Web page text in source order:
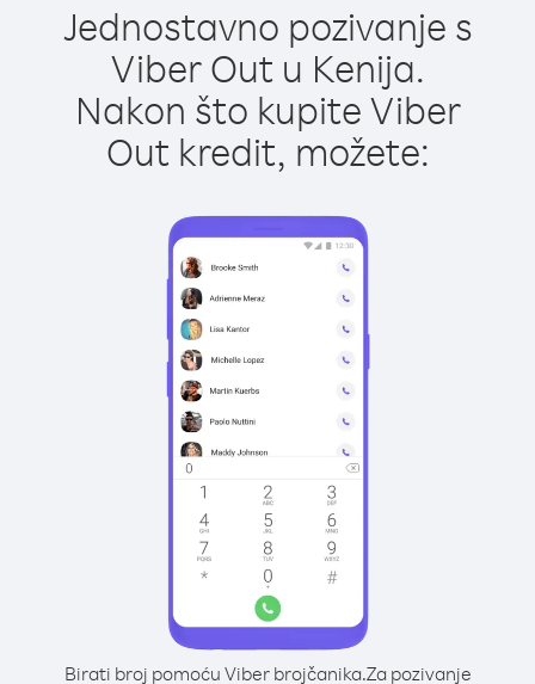
Jednostavno pozivanje s
Viber Out u Kenija.
Nakon što kupite Viber
Out kredit, možete:
Birati broj pomoću Viber brojčanika.Za pozivanje